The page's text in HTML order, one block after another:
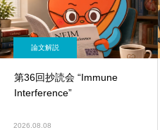
論文解説
第36回抄読会 “Immune
Interference”
2026.08.08